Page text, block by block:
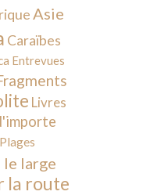
Asie
Caraïbes
Entrevues
Livres
Plages
le large
la route